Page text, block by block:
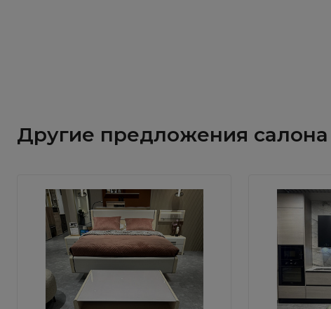
Другие предложения салона